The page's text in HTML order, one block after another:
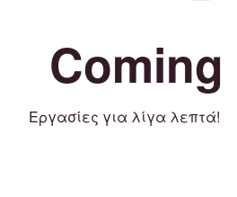
Εργασίες για λίγα λεπτά!